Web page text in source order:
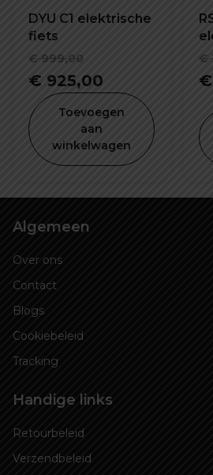
DYU C1 elektrische
fiets
€999,00
prijs
€ 999,00.
€ 925,00
prijs
€ 925,00.
Toevoegen
aan
winkelwagen
€
€
Algemeen
Over ons
Contact
Blogs
Cookiebeleid
Tracking
Handige links
Retourbeleid
Verzendbeleid